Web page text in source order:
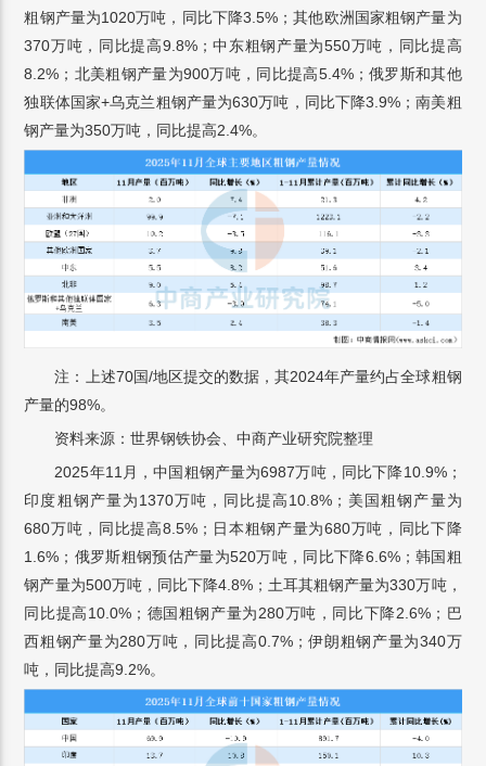
粗钢产量为1020万吨，同比下降3.5%；其他欧洲国家粗钢产量为
370万吨，同比提高9.8%；中东粗钢产量为550万吨，同比提高
8.2%；北美粗钢产量为900万吨，同比提高5.4%；俄罗斯和其他
独联体国家+乌克兰粗钢产量为630万吨，同比下降3.9%；南美粗
钢产量为350万吨，同比提高2.4%。
注：上述70国/地区提交的数据，其2024年产量约占全球粗钢
产量的98%。
资料来源：世界钢铁协会、中商产业研究院整理
2025年11月，中国粗钢产量为6987万吨，同比下降10.9%；
印度粗钢产量为1370万吨，同比提高10.8%；美国粗钢产量为
680万吨，同比提高8.5%；日本粗钢产量为680万吨，同比下降
1.6%；俄罗斯粗钢预估产量为520万吨，同比下降6.6%；韩国粗
钢产量为500万吨，同比下降4.8%；土耳其粗钢产量为330万吨，
同比提高10.0%；德国粗钢产量为280万吨，同比下降2.6%；巴
西粗钢产量为280万吨，同比提高0.7%；伊朗粗钢产量为340万
吨，同比提高9.2%。